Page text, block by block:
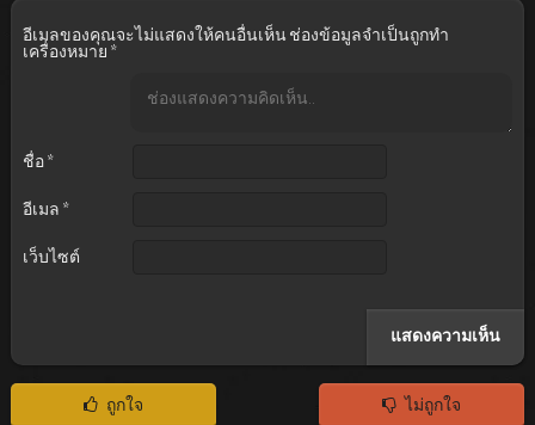
อีเมลของคุณจะไม่แสดงให้คนอื่นเห็น ช่องข้อมูลจำเป็นถูกทำ
เครื่องหมาย *
ชื่อ *
อีเมล *
เว็บไซต์
ถูกใจ ไม่ถูกใจ